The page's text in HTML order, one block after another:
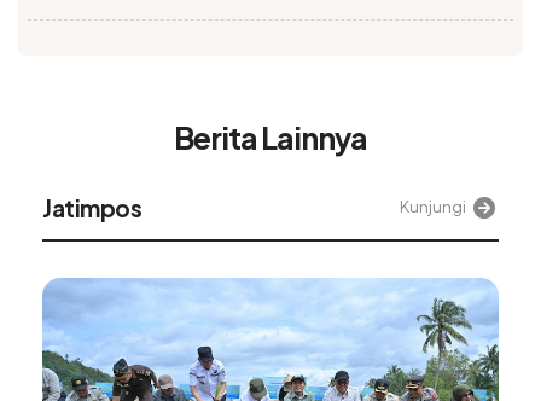
Berita Lainnya
Alinea Kunjungi